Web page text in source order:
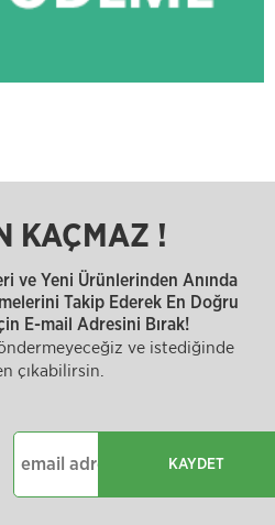
KAÇMAZ !
ve Yeni Ürünlerinden Anında
Takip Ederek En Doğru
E-mail Adresini Bırak!
ve istediğinde
çıkabilirsin.
KAYDET